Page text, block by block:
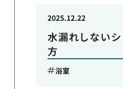
水漏れしない
方
2025.12.22
浴室